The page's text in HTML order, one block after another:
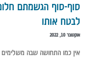
סוף-סוף הגשמתם
לבטח אותו
אוקטובר 10, 2022
אין כמו התחושה שבה